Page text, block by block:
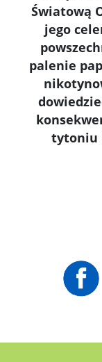
Światową
jego
palenie
tytoniu